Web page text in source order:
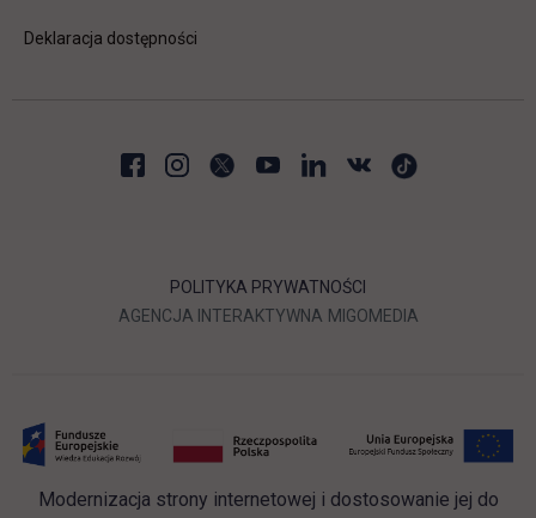
Deklaracja dostępności
POLITYKA PRYWATNOŚCI
AGENCJA INTERAKTYWNA LINK OTWIERA SIĘ W
MIGOMEDIA
Modernizacja strony internetowej i dostosowanie jej do